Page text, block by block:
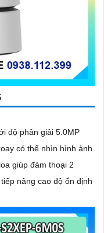
độ phân giải 5.0MP
có thể nhìn hình ảnh
giúp đàm thoại 2
nâng cao độ ổn định